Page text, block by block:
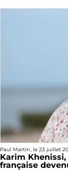
Paul Martin, le 23 juillet
Karim Khenissi,
française